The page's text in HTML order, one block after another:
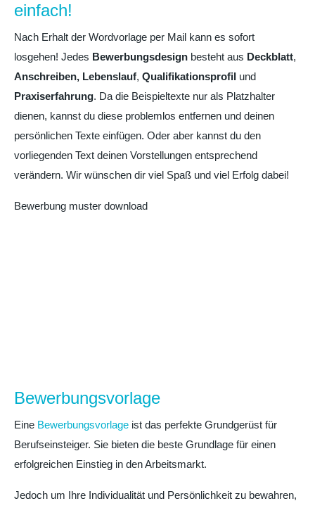
einfach!
Nach Erhalt der Wordvorlage per Mail kann es sofort
losgehen! Jedes Bewerbungsdesign besteht aus Deckblatt,
Anschreiben, Lebenslauf, Qualifikationsprofil und
Praxiserfahrung. Da die Beispieltexte nur als Platzhalter
dienen, kannst du diese problemlos entfernen und deinen
persönlichen Texte einfügen. Oder aber kannst du den
vorliegenden Text deinen Vorstellungen entsprechend
verändern. Wir wünschen dir viel Spaß und viel Erfolg dabei!
Bewerbung muster download
Bewerbungsvorlage
Eine Bewerbungsvorlage ist das perfekte Grundgerüst für
Berufseinsteiger. Sie bieten die beste Grundlage für einen
erfolgreichen Einstieg in den Arbeitsmarkt.
Jedoch um Ihre Individualität und Persönlichkeit zu bewahren,